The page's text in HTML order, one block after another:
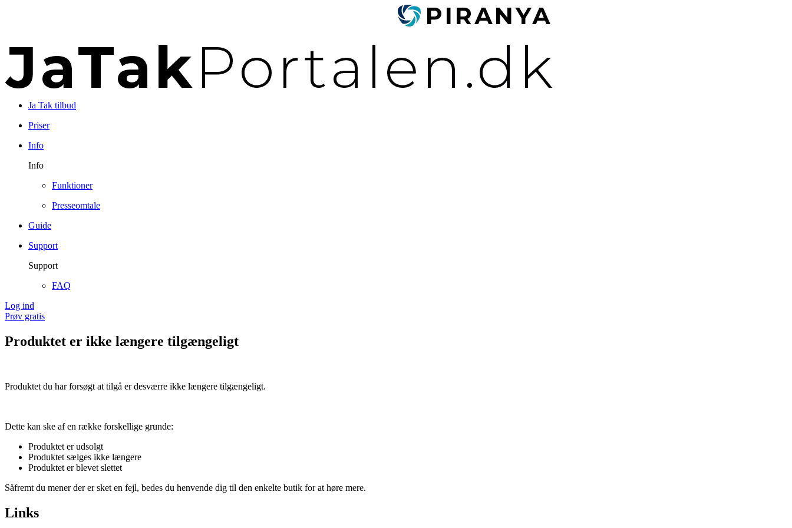
Ja Tak tilbud
Priser
Info
Info
Funktioner
Presseomtale
Guide
Support
Support
FAQ
Log ind
Prøv gratis
Produktet er ikke længere tilgængeligt
Produktet du har forsøgt at tilgå er desværre ikke længere tilgængeligt.
Dette kan ske af en række forskellige grunde:
Produktet er udsolgt
Produktet sælges ikke længere
Produktet er blevet slettet
Såfremt du mener der er sket en fejl, bedes du henvende dig til den enkelte butik for at høre mere.
Links